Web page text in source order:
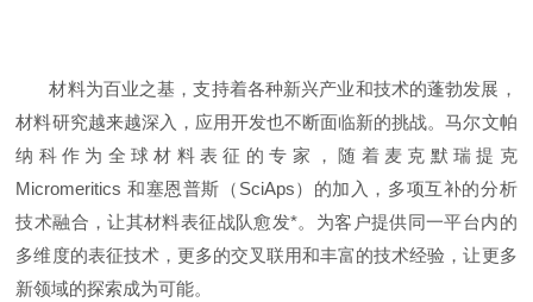
材料为百业之基，支持着各种新兴产业和技术的蓬勃发展，
材料研究越来越深入，应用开发也不断面临新的挑战。马尔文帕
纳科作为全球材料表征的专家，随着麦克默瑞提克
Micromeritics 和塞恩普斯（ SciAps）的加入，多项互补的分析
技术融合，让其材料表征战队愈发*。为客户提供同一平台内的
多维度的表征技术，更多的交叉联用和丰富的技术经验，让更多
新领域的探索成为可能。